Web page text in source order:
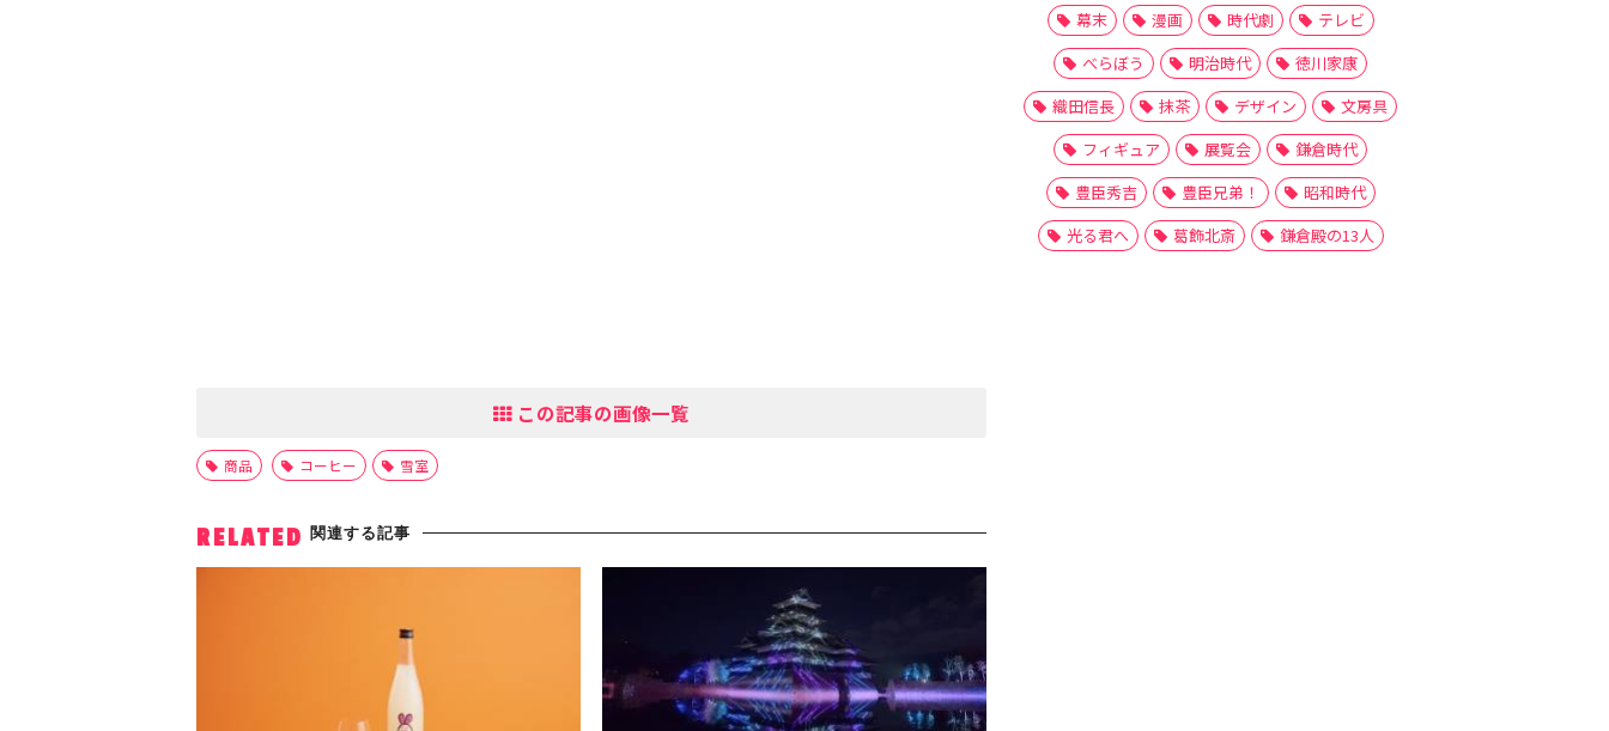
この記事の画像一覧
商品 コーヒー 雪室
RELATED 関連する記事
幕末
漫画 時代劇
テレビ
べらぼう
明治時代
徳川家康
織田信長
抹茶 デザイン
文房具
フィギュア
展覧会
鎌倉時代
豊臣秀吉
豊臣兄弟！
昭和時代
光る君へ
葛飾北斎 鎌倉殿の13人